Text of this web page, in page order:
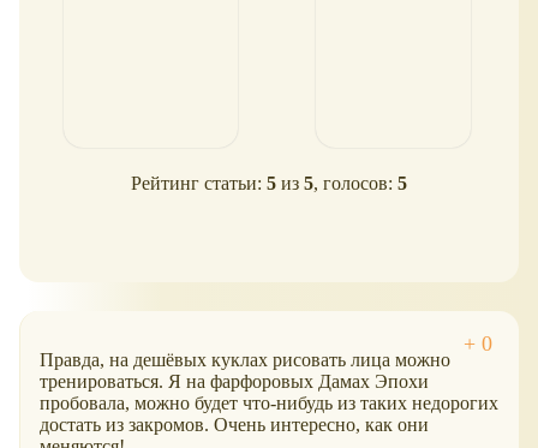
Рейтинг статьи: 5 из 5, голосов: 5
Правда, на дешёвых куклах рисовать лица можно
тренироваться. Я на фарфоровых Дамах Эпохи
пробовала, можно будет что-нибудь из таких недорогих
достать из закромов. Очень интересно, как они